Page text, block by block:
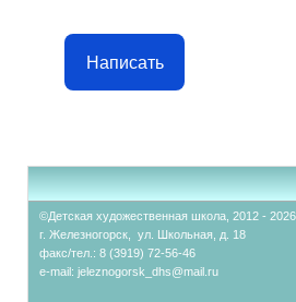
Написать
©Детская художественная школа, 2012 - 2026
г. Железногорск, ул. Школьная, д. 18
факс/тел.: 8 (3919) 72-56-46
e-mail: jeleznogorsk_dhs@mail.ru